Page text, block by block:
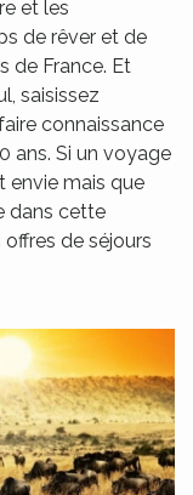
et les
de rêver et de
de France. Et
saisissez
connaissance
ans. Si un voyage
envie mais que
dans cette
de séjours